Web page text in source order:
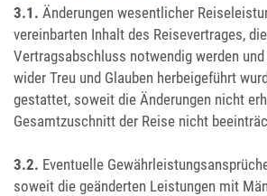
3.1. Änderungen wesentlicher
vereinbarten Inhalt des Reisevertrages,
Vertragsabschluss notwendig werden und
wider Treu und Glauben herbeigeführt
gestattet, soweit die Änderungen nicht
Gesamtzuschnitt der Reise nicht
3.2. Eventuelle
soweit die geänderten Leistungen mit